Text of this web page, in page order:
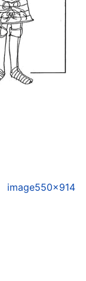
image550×914